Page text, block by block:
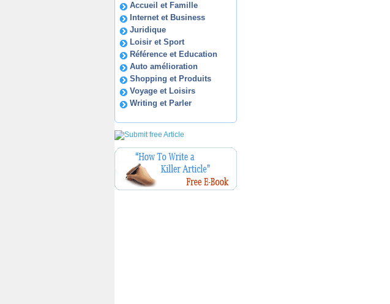
Accueil et Famille
Internet et Business
Juridique
Loisir et Sport
Référence et Education
Auto amélioration
Shopping et Produits
Voyage et Loisirs
Writing et Parler